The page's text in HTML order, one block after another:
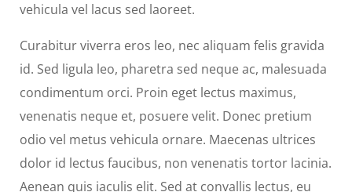
vehicula vel lacus sed laoreet.
Curabitur viverra eros leo, nec aliquam felis gravida
id. Sed ligula leo, pharetra sed neque ac, malesuada
condimentum orci. Proin eget lectus maximus,
venenatis neque et, posuere velit. Donec pretium
odio vel metus vehicula ornare. Maecenas ultrices
dolor id lectus faucibus, non venenatis tortor lacinia.
Aenean quis iaculis elit. Sed at convallis lectus, eu